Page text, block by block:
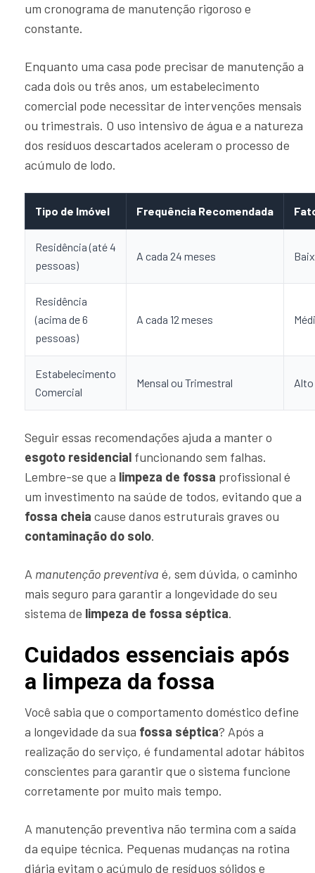
um cronograma de manutenção rigoroso e
constante.
Enquanto uma casa pode precisar de manutenção a
cada dois ou três anos, um estabelecimento
comercial pode necessitar de intervenções mensais
ou trimestrais. O uso intensivo de água e a natureza
dos resíduos descartados aceleram o processo de
acúmulo de lodo.
Tipo de Imóvel Frequência Recomendada
Residência (até 4
pessoas)
A cada 24 meses
Residência
(acima de 6
pessoas)
A cada 12 meses
Estabelecimento
Comercial
Mensal ou Trimestral Alto
Seguir essas recomendações ajuda a manter o
esgoto residencial funcionando sem falhas.
Lembre-se que a limpeza de fossa profissional é
um investimento na saúde de todos, evitando que a
fossa cheia cause danos estruturais graves ou
contaminação do solo.
A manutenção preventiva é, sem dúvida, o caminho
mais seguro para garantir a longevidade do seu
sistema de limpeza de fossa séptica.
Cuidados essenciais após
a limpeza da fossa
Você sabia que o comportamento doméstico define
a longevidade da sua fossa séptica? Após a
realização do serviço, é fundamental adotar hábitos
conscientes para garantir que o sistema funcione
corretamente por muito mais tempo.
A manutenção preventiva não termina com a saída
da equipe técnica. Pequenas mudanças na rotina
diária evitam o acúmulo de resíduos sólidos e